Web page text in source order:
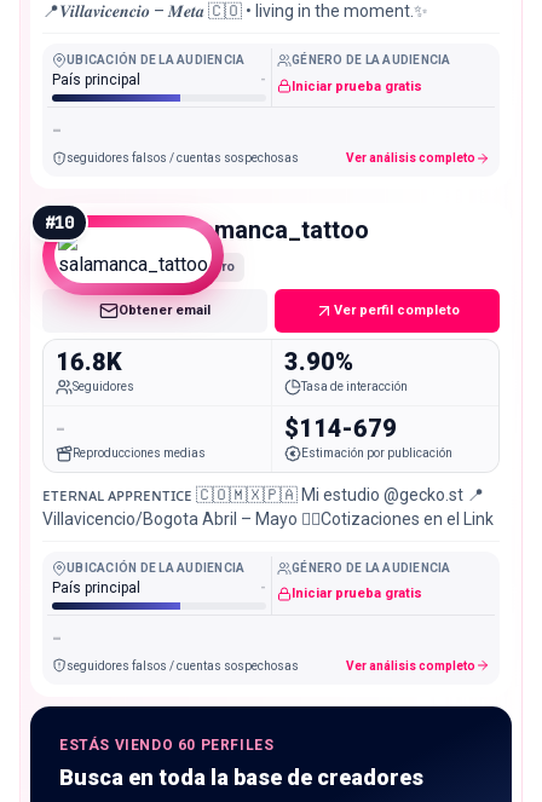
📍𝑽𝒊𝒍𝒍𝒂𝒗𝒊𝒄𝒆𝒏𝒄𝒊𝒐 – 𝑴𝒆𝒕𝒂 🇨🇴 • living in the moment.✨
UBICACIÓN DE LA AUDIENCIA
País principal -
GÉNERO DE LA AUDIENCIA
Iniciar prueba gratis
-
seguidores falsos / cuentas sospechosas Ver análisis completo
#10 salamanca_tattoo
Micro
Obtener email Ver perfil completo
16.8K
Seguidores
3.90%
Tasa de interacción
-
Reproducciones medias
$114-679
Estimación por publicación
ᴇᴛᴇʀɴᴀʟ ᴀᴘᴘʀᴇɴᴛɪᴄᴇ 🇨🇴🇲🇽🇵🇦 Mi estudio @gecko.st 📍
Villavicencio/Bogota Abril – Mayo 👇🏻Cotizaciones en el Link
UBICACIÓN DE LA AUDIENCIA
País principal -
GÉNERO DE LA AUDIENCIA
Iniciar prueba gratis
-
seguidores falsos / cuentas sospechosas Ver análisis completo
ESTÁS VIENDO 60 PERFILES
Busca en toda la base de creadores